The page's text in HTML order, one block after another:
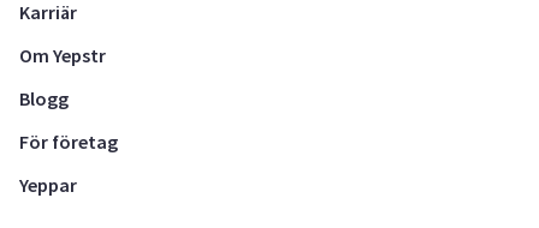
Karriär
Om Yepstr
Blogg
För företag
Yeppar